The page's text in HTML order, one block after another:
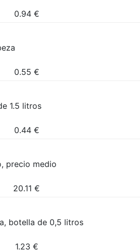
0.94 €
0.55 €
1.5 litros
0.44 €
precio medio
20.11 €
botella de 0,5 litros
1.23 €